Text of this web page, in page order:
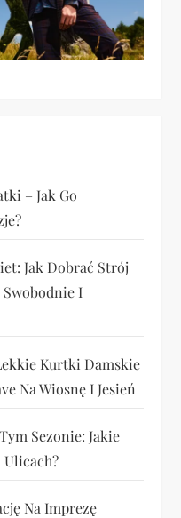
– Jak Go
Jak Dobrać Strój
Swobodnie I
Kurtki Damskie
Na Wiosnę I Jesień
Sezonie: Jakie
Ulicach?
Na Imprezę